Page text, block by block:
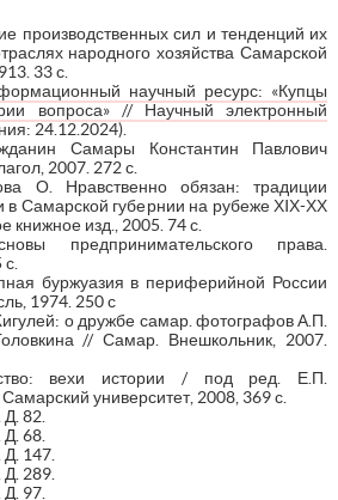
производственных сил и тенденций их
народного хозяйства Самарской
33 с.
научный ресурс: «Купцы
вопроса» // Научный электронный
24.12.2024).
Самары Константин Павлович
2007. 272 с.
О. Нравственно обязан: традиции
в Самарской губернии на рубеже ХIХ-ХХ
книжное изд., 2005. 74 с.
предпринимательского права.
буржуазия в периферийной России
1974. 250 с
о дружбе самар. фотографов А.П.
// Самар. Внешкольник, 2007.
вехи истории / под ред. Е.П.
университет, 2008, 369 с.
82.
68.
147.
289.
97.